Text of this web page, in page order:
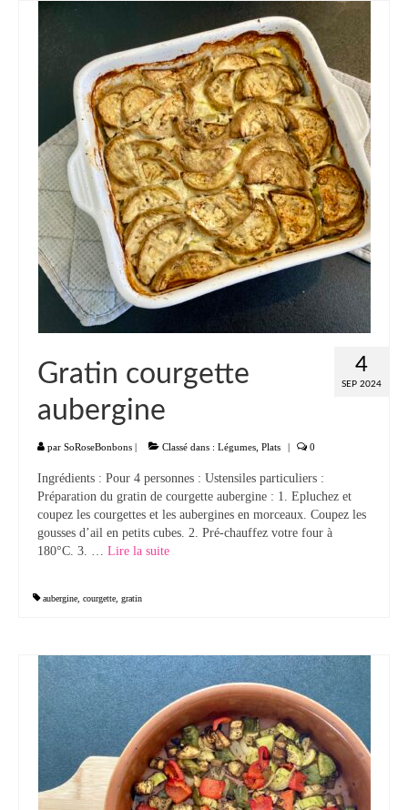
4
SEP 2024
Gratin courgette
aubergine
par SoRoseBonbons | Classé dans : Légumes Plats | 0
Ingrédients : Pour 4 personnes : Ustensiles particuliers :
Préparation du gratin de courgette aubergine : 1. Epluchez et
coupez les courgettes et les aubergines en morceaux. Coupez les
gousses d’ail en petits cubes. 2. Pré-chauffez votre four à
180°C. 3. … Lire la suite­­
aubergine courgette gratin